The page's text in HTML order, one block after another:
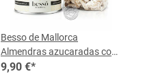
Besso de Mallorca
Almendras azucaradas con
Vainilla, 120-g-Dose
9,90 €*